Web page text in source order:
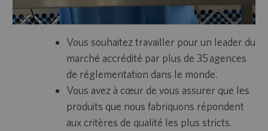
Vous souhaitez travailler pour un leader du
marché accrédité par plus de 35 agences
de réglementation dans le monde.
Vous avez à cœur de vous assurer que les
produits que nous fabriquons répondent
aux critères de qualité les plus stricts.